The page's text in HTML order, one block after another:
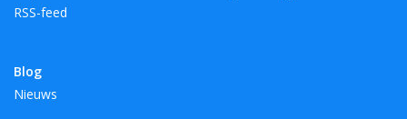
RSS-feed
Blog
Nieuws